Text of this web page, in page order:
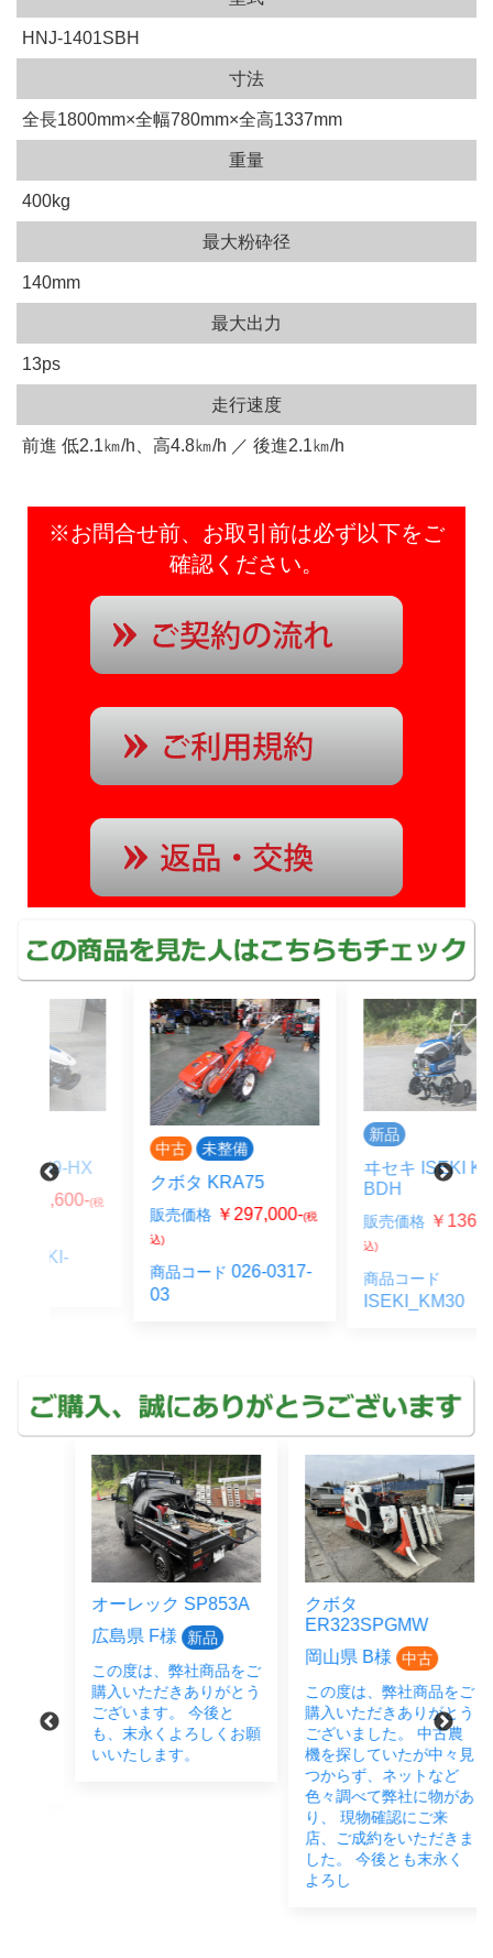
HNJ-1401SBH
寸法
全長1800mm×全幅780mm×全高1337mm
重量
400kg
最大粉砕径
140mm
最大出力
13ps
走行速度
前進 低2.1㎞/h、高4.8㎞/h ／ 後進2.1㎞/h
※お問合せ前、お取引前は必ず以下をご
確認ください。
未整備
クボタ KRA75
￥297,000-(税
026-0317-
ヰセキ ISEKI KM30-
販売価格 ￥136,400-(税
商品コード
ISEKI_KM30
オーレック SP853A
広島県 F様 新品
この度は、弊社商品をご
購入いただきありがとう
ございます。 今後と
も、末永くよろしくお願
いいたします。
クボタ
ER323SPGMW
岡山県 B様 中古
この度は、弊社商品をご
購入いただきありがとう
ございました。 中古農
機を探していたが中々見
つからず、ネットなど
色々調べて弊社に物があ
り、 現物確認にご来
店、ご成約をいただきま
した。 今後とも末永く
よろし